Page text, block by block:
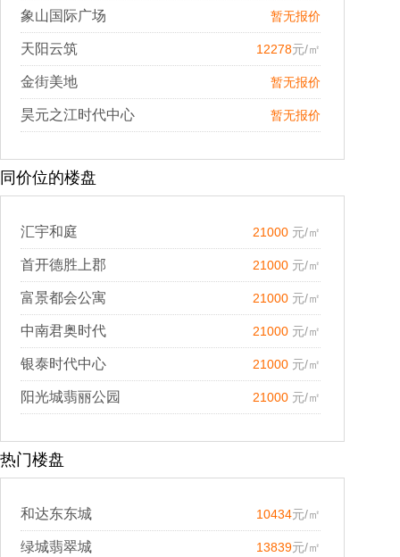
象山国际广场 暂无报价
天阳云筑 12278元/㎡
金街美地 暂无报价
昊元之江时代中心 暂无报价
同价位的楼盘
汇宇和庭 21000 元/㎡
首开德胜上郡 21000 元/㎡
富景都会公寓 21000 元/㎡
中南君奥时代 21000 元/㎡
银泰时代中心 21000 元/㎡
阳光城翡丽公园 21000 元/㎡
热门楼盘
和达东东城 10434元/㎡
绿城翡翠城 13839元/㎡